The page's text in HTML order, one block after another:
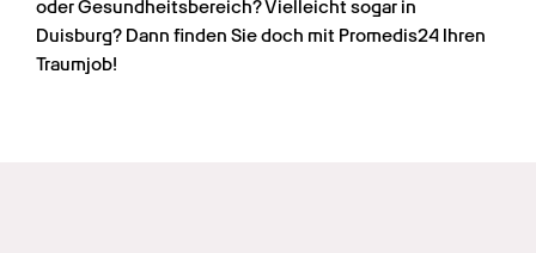
oder Gesundheitsbereich? Vielleicht sogar in
Duisburg? Dann finden Sie doch mit Promedis24 Ihren
Traumjob!